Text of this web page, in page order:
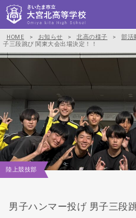
HOME > お知らせ > 北高の様子 > 部活
子三段跳び 関東大会出場決定！！
陸上競技部
男子ハンマー投げ 男子三段